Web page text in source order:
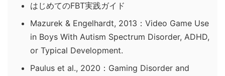
はじめてのFBT実践ガイド
Mazurek & Engelhardt, 2013：Video Game Use
in Boys With Autism Spectrum Disorder, ADHD,
or Typical Development.
Paulus et al., 2020：Gaming Disorder and